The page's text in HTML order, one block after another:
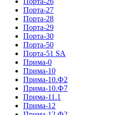
Порта-27
Порта-28
Порта-29
Порта-30
Порта-50
Порта-51 SA
Прима-0
Прима-10
Прима-10.Ф2
Прима-10.Ф7
Прима-11.1
Прима-12